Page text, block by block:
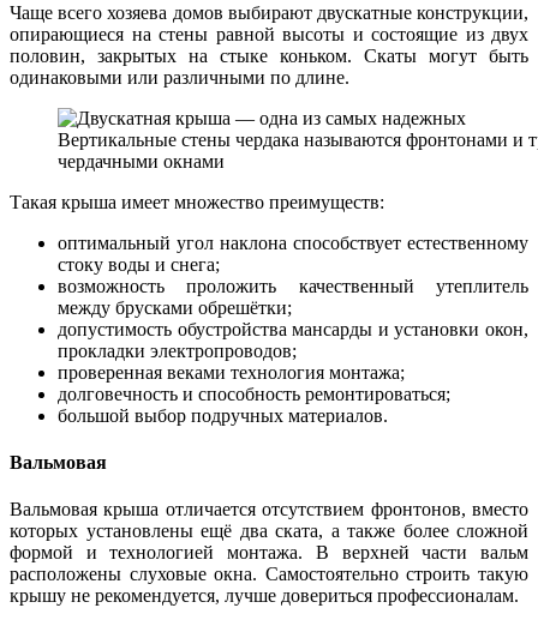
Чаще всего хозяева домов выбирают двускатные конструкции,
опирающиеся на стены равной высоты и состоящие из двух
половин, закрытых на стыке коньком. Скаты могут быть
одинаковыми или различными по длине.
Вертикальные стены чердака называются фронтонами и
чердачными окнами
Такая крыша имеет множество преимуществ:
оптимальный угол наклона способствует естественному
стоку воды и снега;
возможность проложить качественный утеплитель
между брусками обрешётки;
допустимость обустройства мансарды и установки окон,
прокладки электропроводов;
проверенная веками технология монтажа;
долговечность и способность ремонтироваться;
большой выбор подручных материалов.
Вальмовая
Вальмовая крыша отличается отсутствием фронтонов, вместо
которых установлены ещё два ската, а также более сложной
формой и технологией монтажа. В верхней части вальм
расположены слуховые окна. Самостоятельно строить такую
крышу не рекомендуется, лучше довериться профессионалам.